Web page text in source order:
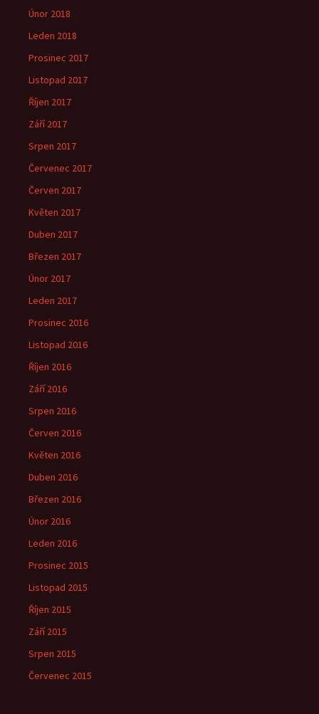
Únor 2018
Leden 2018
Prosinec 2017
Listopad 2017
Říjen 2017
Září 2017
Srpen 2017
Červenec 2017
Červen 2017
Květen 2017
Duben 2017
Březen 2017
Únor 2017
Leden 2017
Prosinec 2016
Listopad 2016
Říjen 2016
Září 2016
Srpen 2016
Červen 2016
Květen 2016
Duben 2016
Březen 2016
Únor 2016
Leden 2016
Prosinec 2015
Listopad 2015
Říjen 2015
Září 2015
Srpen 2015
Červenec 2015